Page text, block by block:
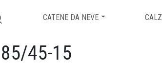
CATENE DA NEVE
45-15